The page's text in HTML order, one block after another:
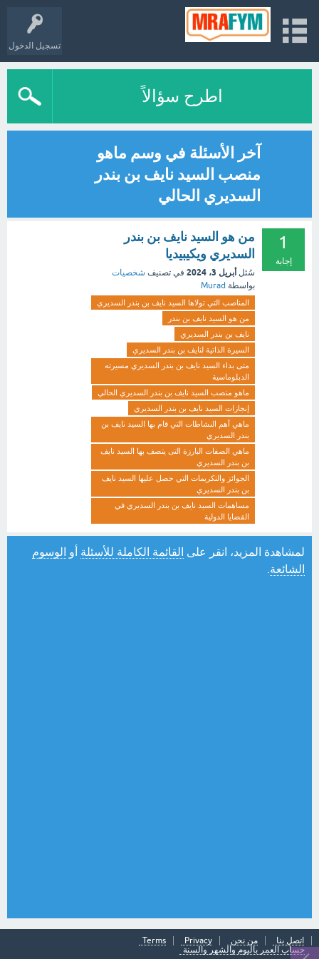
تسجيل الدخول
اطرح سؤالاً
آخر الأسئلة في وسم ماهو
منصب السيد نايف بن بندر
السديري الحالي
1
إجابة
من هو السيد نايف بن بندر
السديري ويكيبيديا
سُئل أبريل 3، 2024 في تصنيف شخصيات
بواسطة Murad
المناصب التي تولاها السيد نايف بن بندر السديري
من هو السيد نايف بن بندر
نايف بن بندر السديري
السيرة الذاتية لنايف بن بندر السديري
متى بداء السيد نايف بن بندر السديري مسيرته
الدبلوماسية
ماهو منصب السيد نايف بن بندر السديري الحالي
إنجازات السيد نايف بن بندر السديري
ماهي أهم النشاطات التي قام بها السيد نايف بن
بندر السديري
ماهي الصفات البارزة التى يتصف بها السيد نايف
بن بندر السديري
الجوائز والتكريمات التي حصل عليها السيد نايف
بن بندر السديري
مساهمات السيد نايف بن بندر السديري في
القضايا الدولية
لمشاهدة المزيد، انقر على القائمة الكاملة للأسئلة أو الوسوم
الشائعة
اتصل بنا من نحن Privacy
Terms
حساب العمر باليوم والشهر والسنة